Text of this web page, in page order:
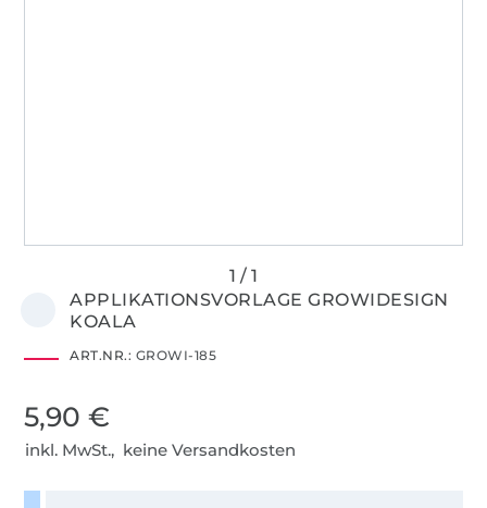
APPLIKATIONSVORLAGE GROWIDESIGN
KOALA
ART.NR.: GROWI-185
5,90 €
inkl. MwSt., keine Versandkosten